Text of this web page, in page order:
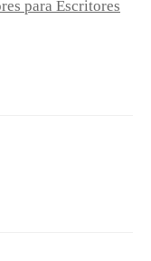
para Escritores